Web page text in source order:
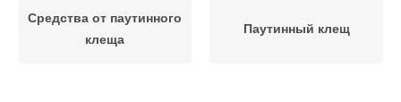
Средства от паутинного
клеща
Паутинный клещ